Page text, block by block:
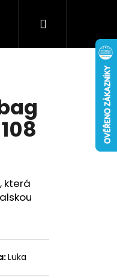
Nákupní
která
Luka